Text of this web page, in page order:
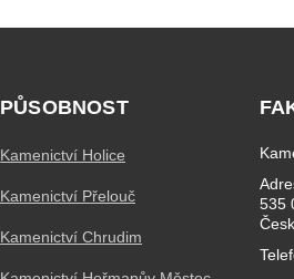
PŮSOBNOST
Kamenictví Holice
Kamenictví Přelouč
Kamenictví Chrudim
535